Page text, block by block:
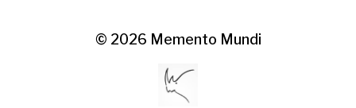
© 2026 Memento Mundi